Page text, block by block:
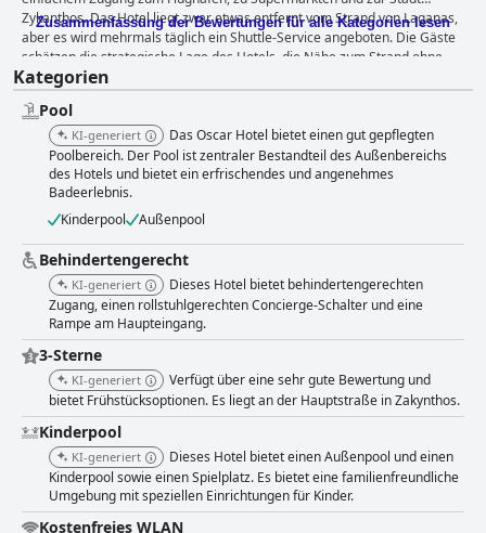
Zykanthos. Das Hotel liegt zwar etwas entfernt vom Strand von Laganas,
aber es wird mehrmals täglich ein Shuttle-Service angeboten. Die Gäste
schätzen die strategische Lage des Hotels, die Nähe zum Strand ohne
den Trubel des Haupttouristengebietes bietet. Das Frühstück wird im
Allgemeinen als ein positiver Aspekt des Hotels angesehen. Viele Gäste
bezeichnen es als gut oder anständig und einige loben sogar die Vielfalt
der angebotenen Optionen. Die Zimmer sind groß, komfortabel und
sauber mit guter Ausstattung, ideal für Familien. Das Personal ist super
freundlich, hilfsbereit und nett und schafft eine warme und
gastfreundliche Umgebung für die Gäste. Der Pool ist ein absolutes
Highlight. Viele Gäste schwärmen von der Größe und Schönheit des
Pools und der entspannenden Umgebung drum herum. Insgesamt bietet
das Oscar Hotel einen komfortablen Aufenthalt mit guten
Sauberkeitsstandards und einer günstigen Lage mit einer angenehmen
Terrasse in den Zimmern.
Zusammenfassung der Bewertungen für alle Kategorien lesen
Kategorien
Pool
KI-generiert
Das Oscar Hotel bietet einen gut gepflegten
Poolbereich. Der Pool ist zentraler Bestandteil des Außenbereichs
des Hotels und bietet ein erfrischendes und angenehmes
Badeerlebnis.
Kinderpool
Außenpool
Behindertengerecht
KI-generiert
Dieses Hotel bietet behindertengerechten
Zugang, einen rollstuhlgerechten Concierge-Schalter und eine
Rampe am Haupteingang.
3-Sterne
KI-generiert
Verfügt über eine sehr gute Bewertung und
bietet Frühstücksoptionen. Es liegt an der Hauptstraße in Zakynthos.
Kinderpool
KI-generiert
Dieses Hotel bietet einen Außenpool und einen
Kinderpool sowie einen Spielplatz. Es bietet eine familienfreundliche
Umgebung mit speziellen Einrichtungen für Kinder.
Kostenfreies WLAN